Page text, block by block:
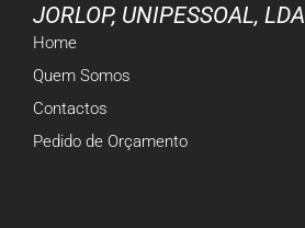
JORLOP, UNIPESSOAL, LDA
Home
Quem Somos
Contactos
Pedido de Orçamento